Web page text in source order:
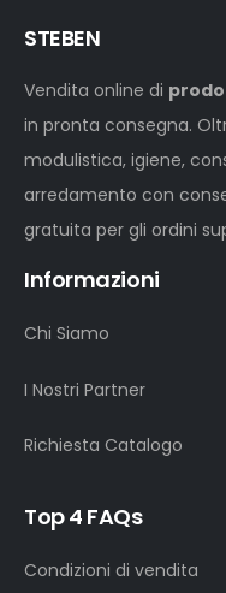
STEBEN
Vendita online di
in pronta consegna.
modulistica, igiene,
arredamento con
gratuita per gli ordini
Informazioni
Chi Siamo
I Nostri Partner
Richiesta Catalogo
Top 4 FAQs
Condizioni di vendita